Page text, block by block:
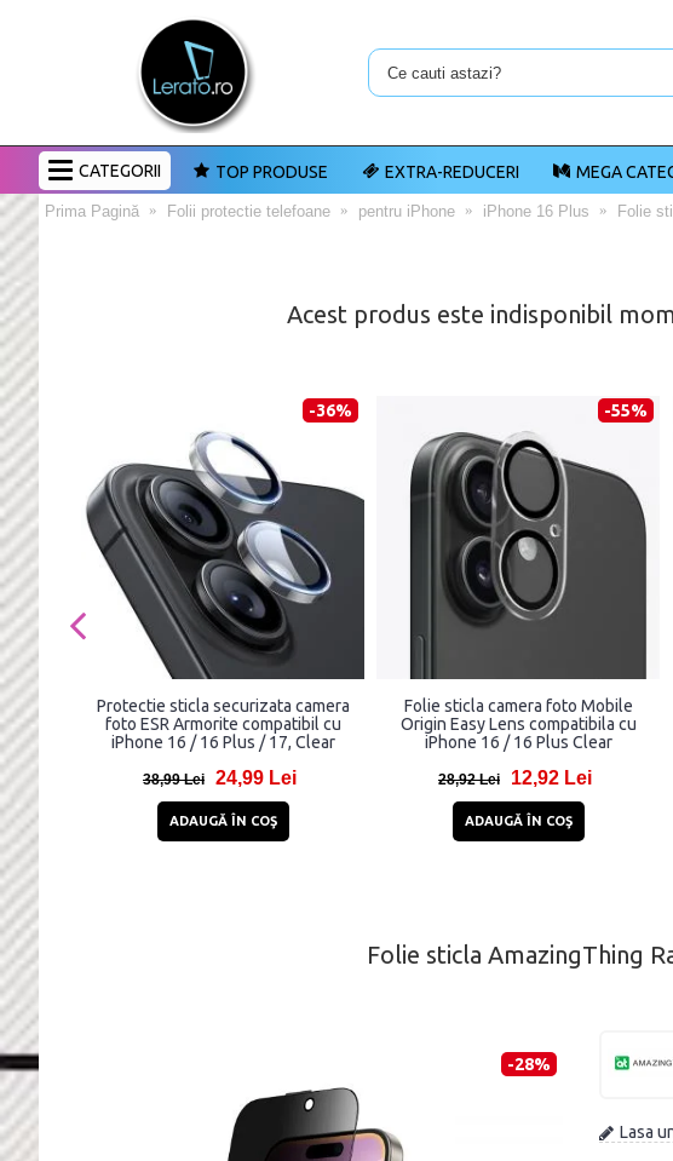
CATEGORII TOP PRODUSE EXTRA-REDUCERI MEGA
Prima Pagină Folii protectie telefoane pentru iPhone iPhone 16 Plus Folie
Acest produs este indisponibil
-36%
Protectie sticla securizata camera
foto ESR Armorite compatibil cu
iPhone 16 / 16 Plus / 17, Clear
38,99 Lei 24,99 Lei
ADAUGĂ ÎN COŞ
-55%
Folie sticla camera foto Mobile
Origin Easy Lens compatibila cu
iPhone 16 / 16 Plus Clear
28,92 Lei 12,92 Lei
ADAUGĂ ÎN COŞ
Folie sticla AmazingThing
-28%
Lasa